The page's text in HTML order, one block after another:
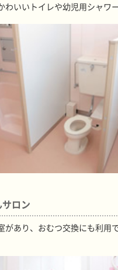
いいトイレや幼児用シャワー
ロン
あり、おむつ交換にも利用